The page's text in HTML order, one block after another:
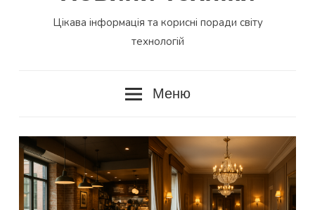
Цікава інформація та корисні поради світу
технологій
Меню